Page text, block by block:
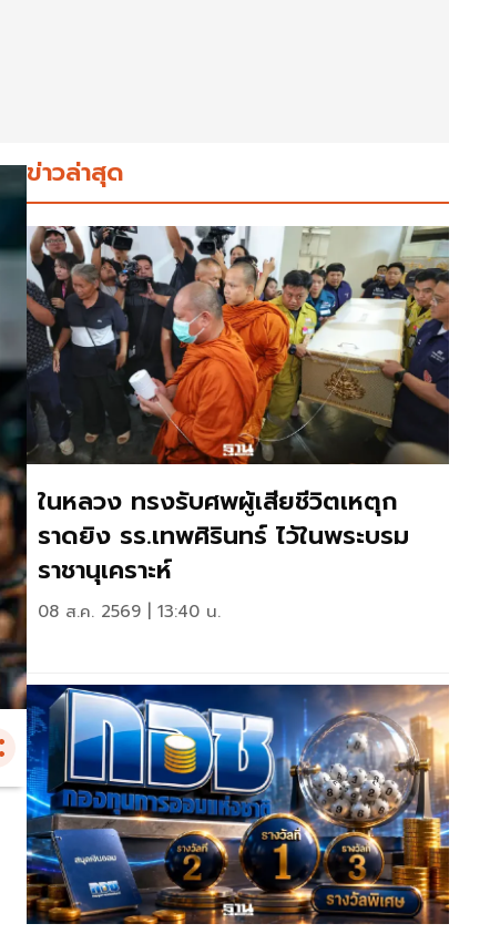
ข่าวล่าสุด
ในหลวง ทรงรับศพผู้เสียชีวิตเหตุก
ราดยิง รร.เทพศิรินทร์ ไว้ในพระบรม
ราชานุเคราะห์
08 ส.ค. 2569 | 13:40 น.